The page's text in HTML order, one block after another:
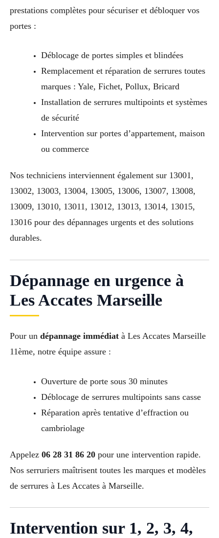
prestations complètes pour sécuriser et débloquer vos
portes :
Déblocage de portes simples et blindées
Remplacement et réparation de serrures toutes
marques : Yale, Fichet, Pollux, Bricard
Installation de serrures multipoints et systèmes
de sécurité
Intervention sur portes d’appartement, maison
ou commerce
Nos techniciens interviennent également sur 13001,
13002, 13003, 13004, 13005, 13006, 13007, 13008,
13009, 13010, 13011, 13012, 13013, 13014, 13015,
13016 pour des dépannages urgents et des solutions
durables.
Dépannage en urgence à
Les Accates Marseille
Pour un dépannage immédiat à Les Accates Marseille
11ème, notre équipe assure :
Ouverture de porte sous 30 minutes
Déblocage de serrures multipoints sans casse
Réparation après tentative d’effraction ou
cambriolage
Appelez 06 28 31 86 20 pour une intervention rapide.
Nos serruriers maîtrisent toutes les marques et modèles
de serrures à Les Accates à Marseille.
Intervention sur 1, 2, 3, 4,